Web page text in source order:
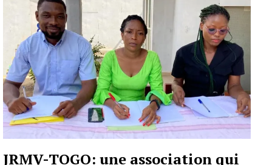
JRMV-TOGO: une association qui